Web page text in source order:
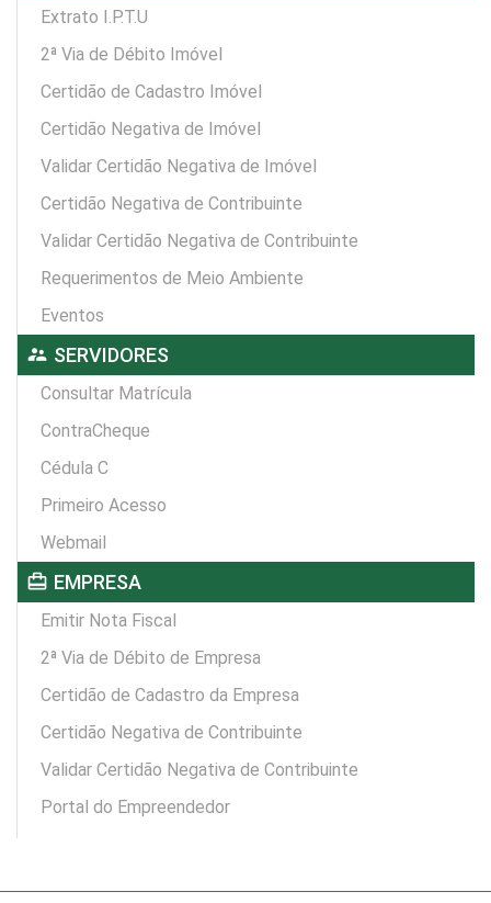
Extrato I.P.T.U
2ª Via de Débito Imóvel
Certidão de Cadastro Imóvel
Certidão Negativa de Imóvel
Validar Certidão Negativa de Imóvel
Certidão Negativa de Contribuinte
Validar Certidão Negativa de Contribuinte
Requerimentos de Meio Ambiente
Eventos
supervisor_account SERVIDORES
Consultar Matrícula
ContraCheque
Cédula C
Primeiro Acesso
Webmail
card_travel EMPRESA
Emitir Nota Fiscal
2ª Via de Débito de Empresa
Certidão de Cadastro da Empresa
Certidão Negativa de Contribuinte
Validar Certidão Negativa de Contribuinte
Portal do Empreendedor